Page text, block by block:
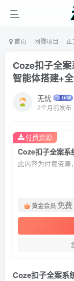
首页 网赚项目
Coze扣子全案
智能体搭建+
无忧
2个月前发布
此内容为付费资源
黄金会员 免费
付费资源
Coze扣子全案系